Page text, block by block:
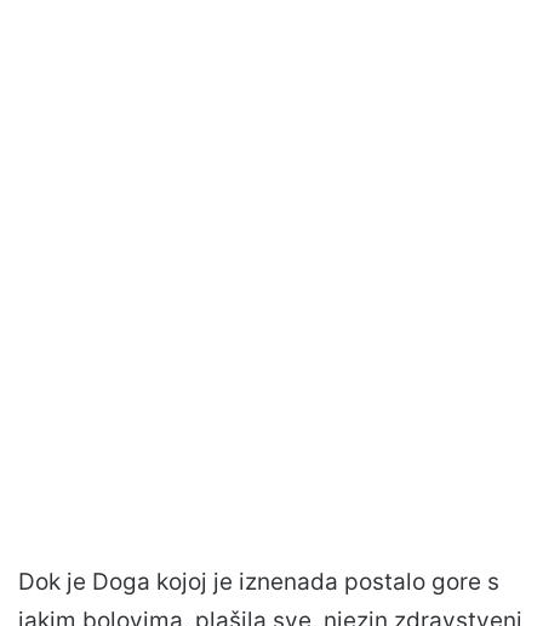
Dok je Doga kojoj je iznenada postalo gore s
jakim bolovima, plašila sve, njezin zdravstveni